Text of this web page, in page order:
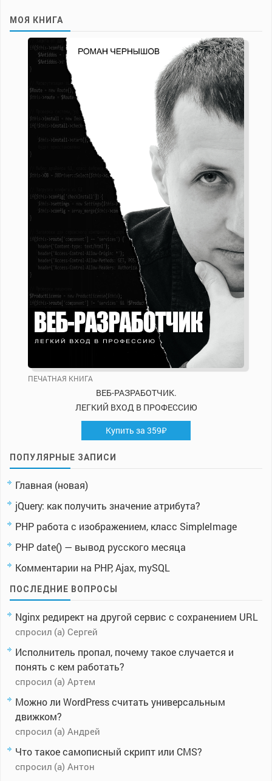
МОЯ КНИГА
ПЕЧАТНАЯ КНИГА
ВЕБ-РАЗРАБОТЧИК.
ЛЕГКИЙ ВХОД В ПРОФЕССИЮ
Купить за 359₽
ПОПУЛЯРНЫЕ ЗАПИСИ
Главная (новая)
jQuery: как получить значение атрибута?
PHP работа с изображением, класс SimpleImage
PHP date() — вывод русского месяца
Комментарии на PHP, Ajax, mySQL
ПОСЛЕДНИЕ ВОПРОСЫ
Nginx редирект на другой сервис с сохранением URL
спросил (а) Сергей
Исполнитель пропал, почему такое случается и
понять с кем работать?
спросил (а) Артем
Можно ли WordPress считать универсальным
движком?
спросил (а) Андрей
Что такое самописный скрипт или CMS?
спросил (а) Антон